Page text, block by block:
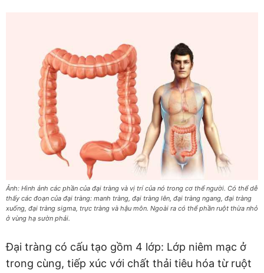
Ảnh: Hình ảnh các phần của đại tràng và vị trí của nó trong cơ thể người. Có thể dễ
thấy các đoạn của đại tràng: manh tràng, đại tràng lên, đại tràng ngang, đại tràng
xuống, đại tràng sigma, trực tràng và hậu môn. Ngoài ra có thể phần ruột thừa nhỏ
ở vùng hạ sườn phải.
Đại tràng có cấu tạo gồm 4 lớp: Lớp niêm mạc ở
trong cùng, tiếp xúc với chất thải tiêu hóa từ ruột